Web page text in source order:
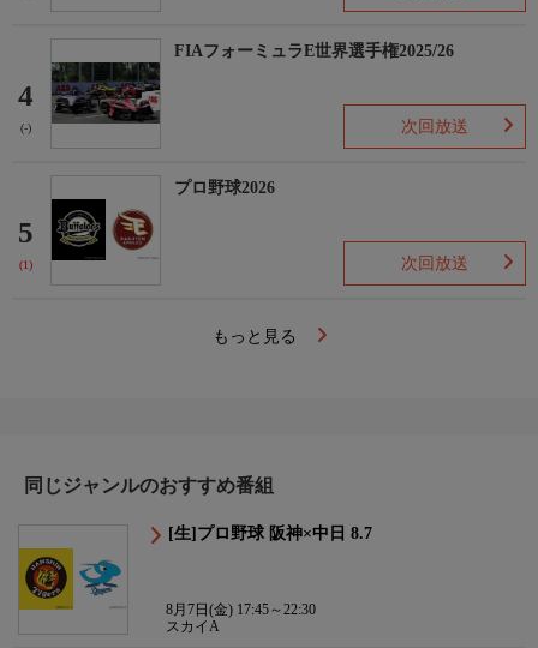
4
(-)
FIAフォーミュラE世界選手権2025/26
次回放送
5
(1)
プロ野球2026
次回放送
もっと見る
同じジャンルのおすすめ番組
[生]プロ野球 阪神×中日 8.7
8月7日(金) 17:45～22:30
スカイA